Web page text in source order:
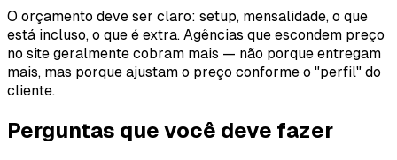
O orçamento deve ser claro: setup, mensalidade, o que
está incluso, o que é extra. Agências que escondem preço
no site geralmente cobram mais — não porque entregam
mais, mas porque ajustam o preço conforme o "perfil" do
cliente.
Perguntas que você deve fazer